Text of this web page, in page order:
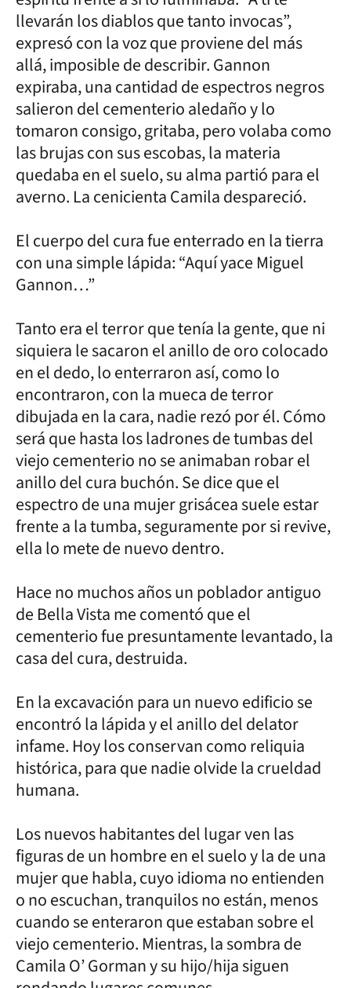
llevarán los diablos que tanto invocas”,
expresó con la voz que proviene del más
allá, imposible de describir. Gannon
expiraba, una cantidad de espectros negros
salieron del cementerio aledaño y lo
tomaron consigo, gritaba, pero volaba como
las brujas con sus escobas, la materia
quedaba en el suelo, su alma partió para el
averno. La cenicienta Camila despareció.
El cuerpo del cura fue enterrado en la tierra
con una simple lápida: “Aquí yace Miguel
Gannon…”
Tanto era el terror que tenía la gente, que ni
siquiera le sacaron el anillo de oro colocado
en el dedo, lo enterraron así, como lo
encontraron, con la mueca de terror
dibujada en la cara, nadie rezó por él. Cómo
será que hasta los ladrones de tumbas del
viejo cementerio no se animaban robar el
anillo del cura buchón. Se dice que el
espectro de una mujer grisácea suele estar
frente a la tumba, seguramente por si revive,
ella lo mete de nuevo dentro.
Hace no muchos años un poblador antiguo
de Bella Vista me comentó que el
cementerio fue presuntamente levantado, la
casa del cura, destruida.
En la excavación para un nuevo edificio se
encontró la lápida y el anillo del delator
infame. Hoy los conservan como reliquia
histórica, para que nadie olvide la crueldad
humana.
Los nuevos habitantes del lugar ven las
figuras de un hombre en el suelo y la de una
mujer que habla, cuyo idioma no entienden
o no escuchan, tranquilos no están, menos
cuando se enteraron que estaban sobre el
viejo cementerio. Mientras, la sombra de
Camila O’ Gorman y su hijo/hija siguen